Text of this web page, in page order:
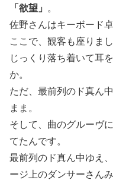
「欲望」
。
佐野さんはキーボード卓
ここで、観客も座りまし
じっくり落ち着いて耳
か。
ただ、最前列のド真ん
まま。
そして、曲のグルーヴ
てたんです。
最前列のド真ん中ゆえ
ージ上のダンサーさん